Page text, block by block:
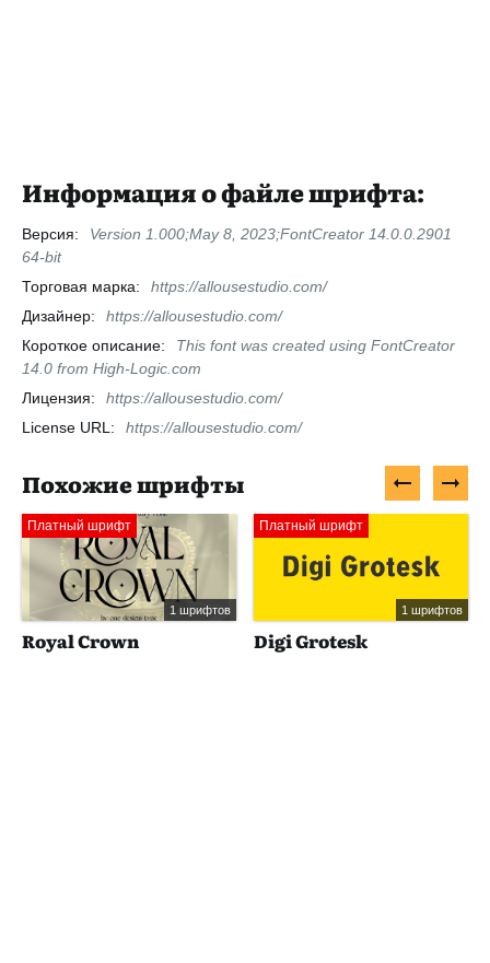
Информация о файле шрифта:
Версия:
Version 1.000;May 8, 2023;FontCreator 14.0.0.2901
64-bit
Торговая марка:
https://allousestudio.com/
Дизайнер:
https://allousestudio.com/
Короткое описание:
This font was created using FontCreator
14.0 from High-Logic.com
Лицензия:
https://allousestudio.com/
License URL:
https://allousestudio.com/
Похожие шрифты
Платный шрифт
1 шрифтов
Royal Crown
Платный шрифт
1 шрифтов
Digi Grotesk